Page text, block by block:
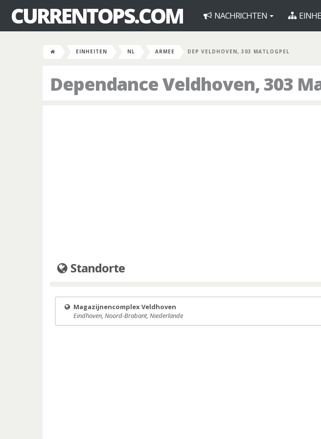
CURRENTOPS.COM NACHRICHTEN
EINHEITEN NL ARMEE DEP VELDHOVEN, 303 MATLOGPEL
Dependance Veldhoven, 303
Standorte
Magazijnencomplex Veldhoven
Eindhoven, Noord-Brabant, Niederlande